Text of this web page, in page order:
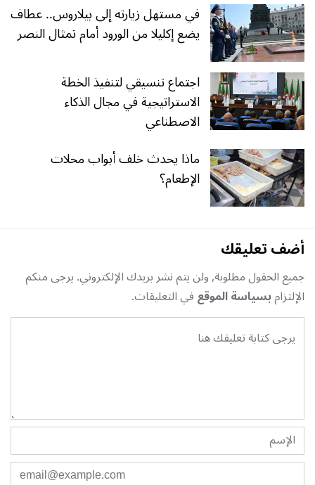
في مستهل زيارته إلى بيلاروس.. عطاف
يضع إكليلا من الورود أمام تمثال النصر
اجتماع تنسيقي لتنفيذ الخطة
الاستراتيجية في مجال الذكاء
الاصطناعي
ماذا يحدث خلف أبواب محلات
الإطعام؟
أضف تعليقك
جميع الحقول مطلوبة, ولن يتم نشر بريدك الإلكتروني. يرجى منكم
الإلتزامبسياسة الموقعفي التعليقات.